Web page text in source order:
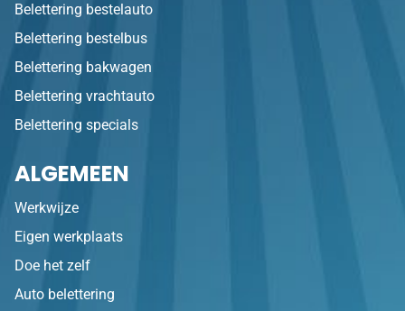
Belettering bestelauto
Belettering bestelbus
Belettering bakwagen
Belettering vrachtauto
Belettering specials
ALGEMEEN
Werkwijze
Eigen werkplaats
Doe het zelf
Auto belettering